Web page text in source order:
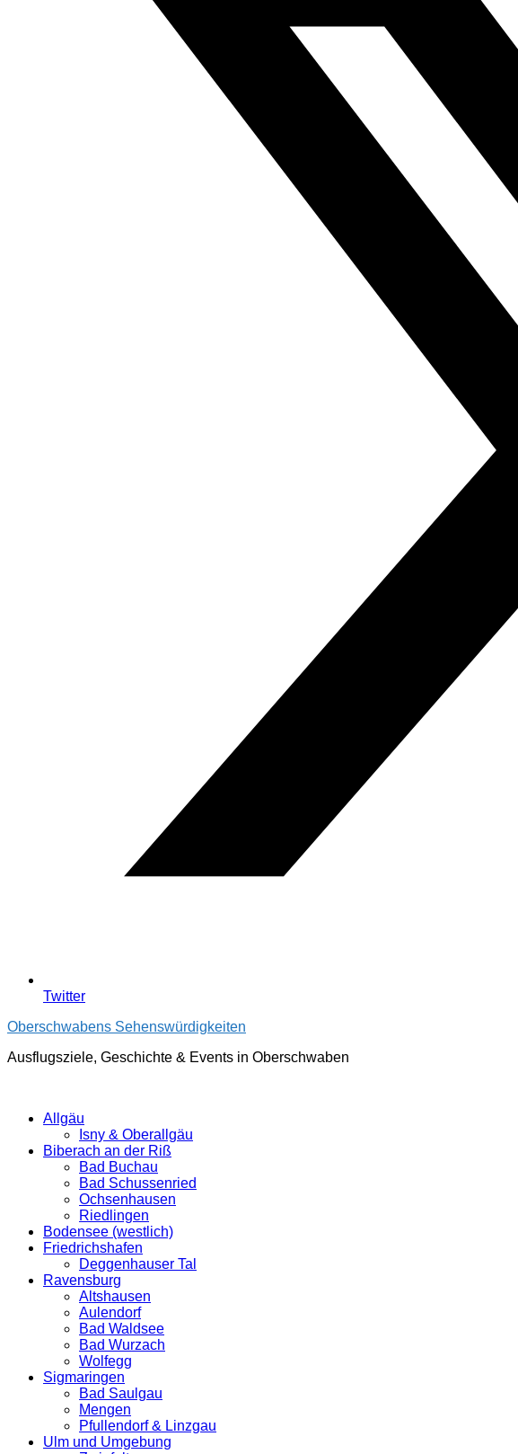
Twitter
Oberschwabens Sehenswürdigkeiten
Ausflugsziele, Geschichte & Events in Oberschwaben
Allgäu
Isny & Oberallgäu
Biberach an der Riß
Bad Buchau
Bad Schussenried
Ochsenhausen
Riedlingen
Bodensee (westlich)
Friedrichshafen
Deggenhauser Tal
Ravensburg
Altshausen
Aulendorf
Bad Waldsee
Bad Wurzach
Wolfegg
Sigmaringen
Bad Saulgau
Mengen
Pfullendorf & Linzgau
Ulm und Umgebung